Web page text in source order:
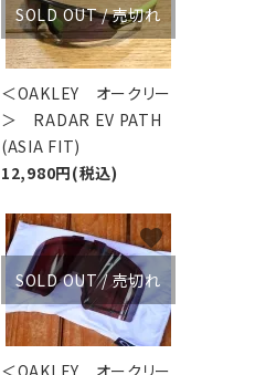
SOLD OUT / 売切れ
＜OAKLEY オークリー
＞ RADAR EV PATH
(ASIA FIT)
12,980円(税込)
SOLD OUT / 売切れ
＜OAKLEY オークリー
favorite